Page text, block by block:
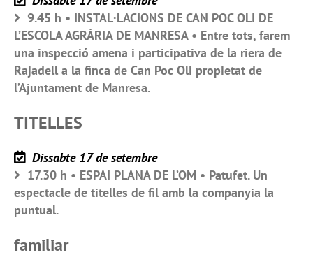
9.45 h • INSTAL·LACIONS DE CAN POC OLI DE
L’ESCOLA AGRÀRIA DE MANRESA • Entre tots, farem
una inspecció amena i participativa de la riera de
Rajadell a la finca de Can Poc Oli propietat de
l’Ajuntament de Manresa.
TITELLES
Dissabte 17 de setembre
17.30 h • ESPAI PLANA DE L’OM • Patufet. Un
espectacle de titelles de fil amb la companyia la
puntual.
familiar